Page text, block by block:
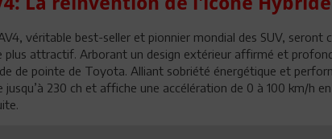
véritable best-seller et pionnier mondial des SUV, seront
plus attractif. Arborant un design extérieur affirmé et
de pointe de Toyota. Alliant sobriété énergétique et
jusqu’à 230 ch et affiche une accélération de 0 à 100 km/h